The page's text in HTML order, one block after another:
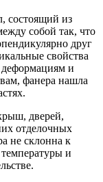
состоящий из
собой так, что
друг
свойства
и
фанера нашла
дверей,
отделочных
не склонна к
и